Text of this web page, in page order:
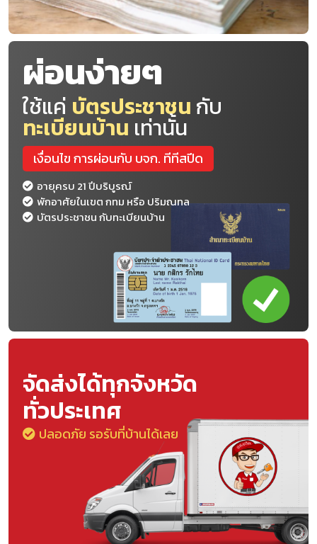
ผ่อนง่ายๆ
ใช้แค่ บัตรประชาชน กับ
ทะเบียนบ้าน เท่านั้น
เงื่อนไข การผ่อนกับ บจก. ทีทีสปีด
อายุครบ 21 ปีบริบูรณ์
พักอาศัยในเขต กทม หรือ ปริมณทล
บัตรประชาชน กับทะเบียนบ้าน
จัดส่งได้ทุกจังหวัด
ทั่วประเทศ
ปลอดภัย รอรับที่บ้านได้เลย